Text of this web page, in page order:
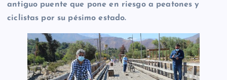
antiguo puente que pone en riesgo a peatones y
ciclistas por su pésimo estado.